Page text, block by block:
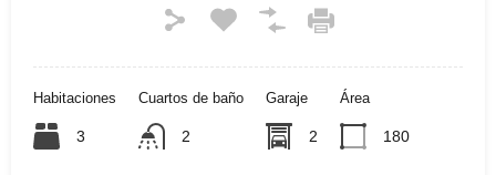
Habitaciones
3
Cuartos de baño
2
Garaje
2
Área
180